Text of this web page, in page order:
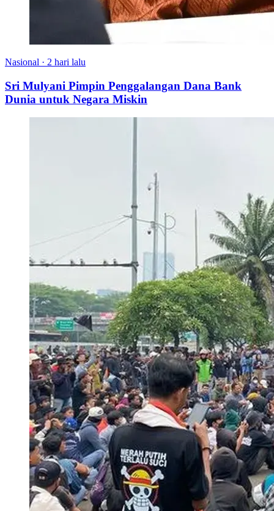
Nasional · 2 hari lalu
Sri Mulyani Pimpin Penggalangan Dana Bank
Dunia untuk Negara Miskin